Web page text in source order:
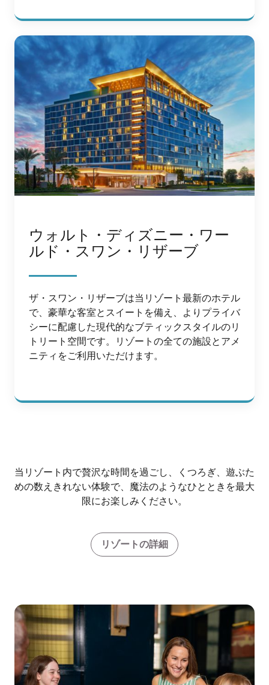
ウォルト・ディズニー・ワー
ルド・スワン・リザーブ
ザ・スワン・リザーブは当リゾート最新のホテル
で、豪華な客室とスイートを備え、よりプライバ
シーに配慮した現代的なブティックスタイルのリ
トリート空間です。リゾートの全ての施設とアメ
ニティをご利用いただけます。
当リゾート内で贅沢な時間を過ごし、くつろぎ、遊ぶた
めの数えきれない体験で、魔法のようなひとときを最大
限にお楽しみください。
リゾートの詳細